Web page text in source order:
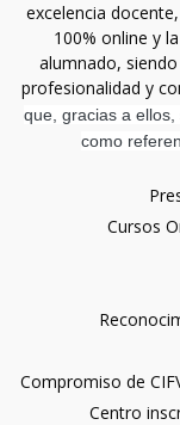
excelencia
100% online y
alumnado,
profesionalidad y
que, gracias a
como
Cursos
Compromiso de
Centro